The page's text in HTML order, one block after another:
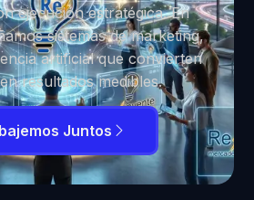
ejecución estratégica. En
sistemas de marketing,
artificial que convierten
resultados medibles.
Juntos